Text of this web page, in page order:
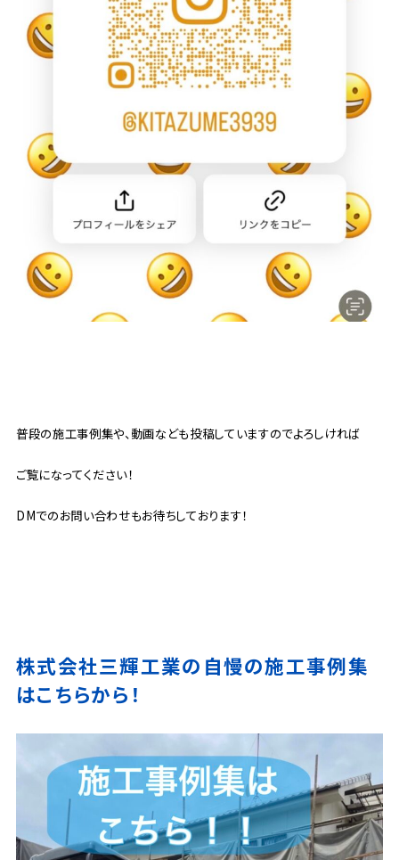
普段の施工事例集や、動画なども投稿していますのでよろしければ
ご覧になってください！
DMでのお問い合わせもお待ちしております！
株式会社三輝工業の自慢の施工事例集
はこちらから！